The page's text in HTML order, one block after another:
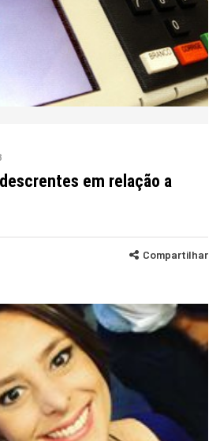
em relação a
Compartilhar